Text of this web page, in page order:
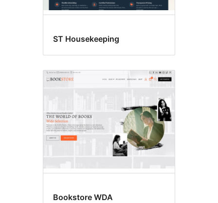
ST Housekeeping
Bookstore WDA